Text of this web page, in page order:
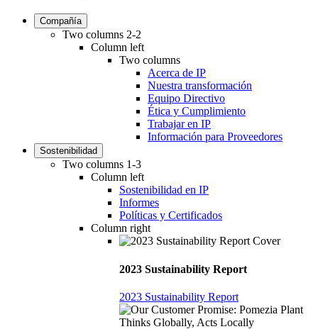
Compañía
Two columns 2-2
Column left
Two columns
Acerca de IP
Nuestra transformación
Equipo Directivo
Ética y Cumplimiento
Trabajar en IP
Información para Proveedores
Sostenibilidad
Two columns 1-3
Column left
Sostenibilidad en IP
Informes
Políticas y Certificados
Column right
2023 Sustainability Report
2023 Sustainability Report